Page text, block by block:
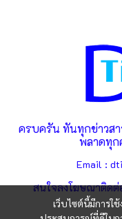
เว็บไซต์นี้มีการใ
ครบครัน ทันทุกข่าวส
พลาดทุก
Email :
สนใจลงโฆษณาติด